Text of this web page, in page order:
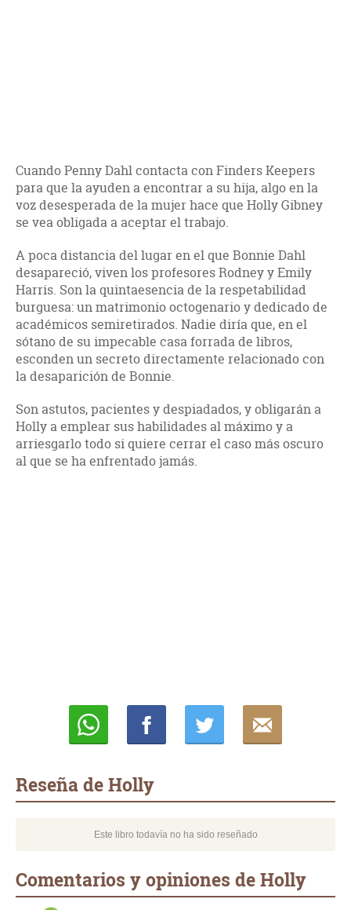
Cuando Penny Dahl contacta con Finders Keepers
para que la ayuden a encontrar a su hija, algo en la
voz desesperada de la mujer hace que Holly Gibney
se vea obligada a aceptar el trabajo.
A poca distancia del lugar en el que Bonnie Dahl
desapareció, viven los profesores Rodney y Emily
Harris. Son la quintaesencia de la respetabilidad
burguesa: un matrimonio octogenario y dedicado de
académicos semiretirados. Nadie diría que, en el
sótano de su impecable casa forrada de libros,
esconden un secreto directamente relacionado con
la desaparición de Bonnie.
Son astutos, pacientes y despiadados, y obligarán a
Holly a emplear sus habilidades al máximo y a
arriesgarlo todo si quiere cerrar el caso más oscuro
al que se ha enfrentado jamás.
Reseña de Holly
Este libro todavía no ha sido reseñado
Comentarios y opiniones de Holly